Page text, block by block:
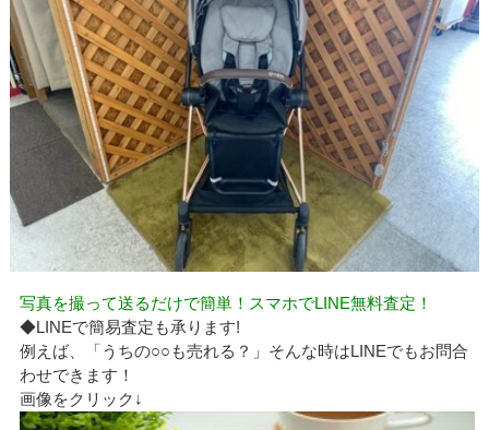
写真を撮って送るだけで簡単！スマホでLINE無料査定！
◆LINEで簡易査定も承ります!
例えば、「うちの○○も売れる？」そんな時はLINEでもお問合
わせできます！
画像をクリック↓